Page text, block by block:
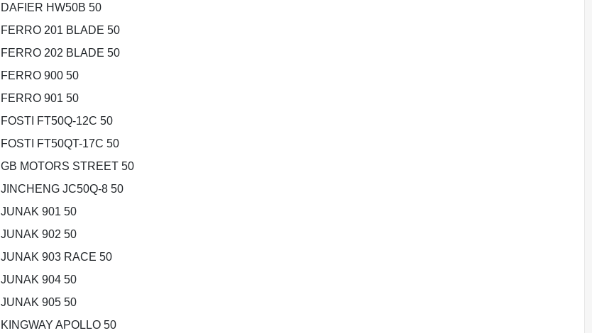
DAFIER HW50B 50
FERRO 201 BLADE 50
FERRO 202 BLADE 50
FERRO 900 50
FERRO 901 50
FOSTI FT50Q-12C 50
FOSTI FT50QT-17C 50
GB MOTORS STREET 50
JINCHENG JC50Q-8 50
JUNAK 901 50
JUNAK 902 50
JUNAK 903 RACE 50
JUNAK 904 50
JUNAK 905 50
KINGWAY APOLLO 50